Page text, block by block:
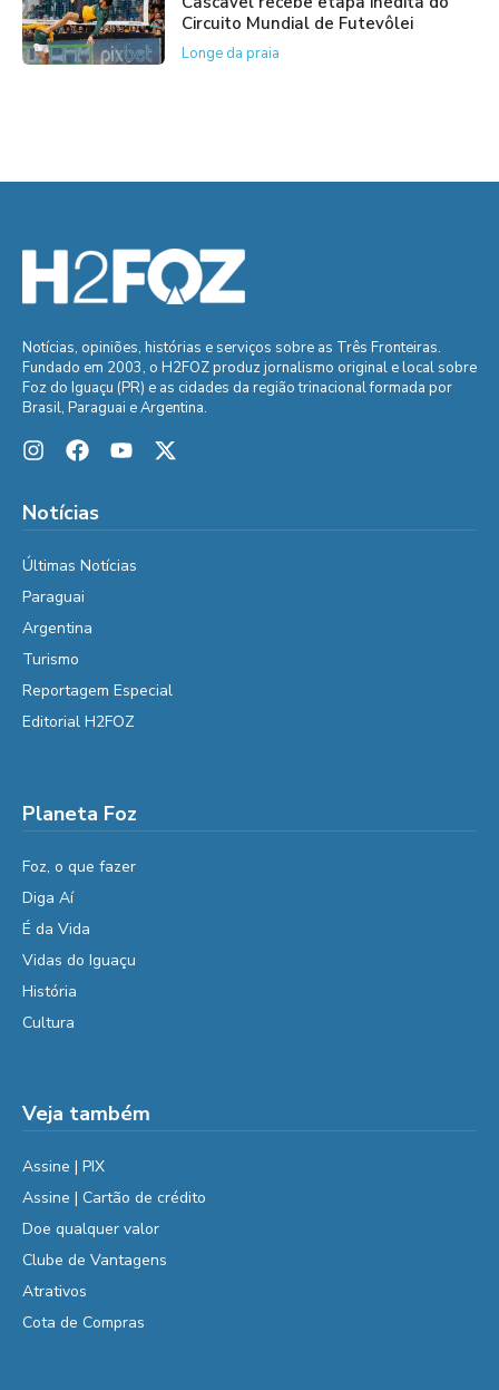
Circuito Mundial de Futevôlei
Longe da praia
Notícias, opiniões, histórias e serviços sobre as Três Fronteiras.
Fundado em 2003, o H2FOZ produz jornalismo original e local sobre
Foz do Iguaçu (PR) e as cidades da região trinacional formada por
Brasil, Paraguai e Argentina.
Notícias
Últimas Notícias
Paraguai
Argentina
Turismo
Reportagem Especial
Editorial H2FOZ
Planeta Foz
Foz, o que fazer
Diga Aí
É da Vida
Vidas do Iguaçu
História
Cultura
Veja também
Assine | PIX
Assine | Cartão de crédito
Doe qualquer valor
Clube de Vantagens
Atrativos
Cota de Compras